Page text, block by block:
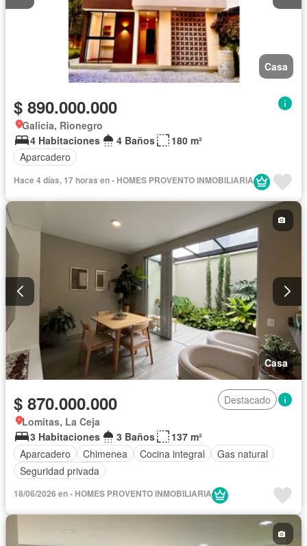
Casa
$ 890.000.000
Galicia, Rionegro
4 Habitaciones
4 Baños
180 m²
Aparcadero
Hace 4 días, 17 horas en - HOMES PROVENTO INMOBILIARIA
Casa
$ 870.000.000
Destacado
Lomitas, La Ceja
3 Habitaciones
3 Baños
137 m²
Aparcadero
Chimenea Cocina integral
Gas natural
Seguridad privada
18/06/2026 en - HOMES PROVENTO INMOBILIARIA